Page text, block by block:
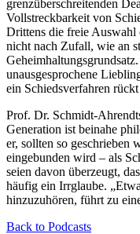
grenzüberschreitenden
Vollstreckbarkeit von
Drittens die freie Auswahl
nicht nach Zufall, wie an
unausgesprochene
ein Schiedsverfahren
Prof. Dr. Schmidt-
Generation ist beinahe
er, sollten so geschrieben
eingebunden wird – als
seien davon überzeugt,
häufig ein Irrglaube.
hinzuzuhören, führt zu
Back to Podcasts